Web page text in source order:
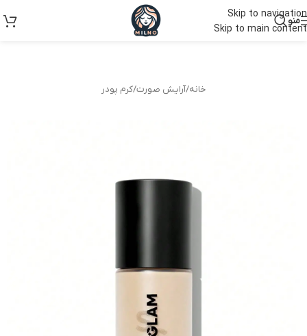
Skip to navigation
Skip to main content
منو
خانه/آرایش صورت/کرم پودر